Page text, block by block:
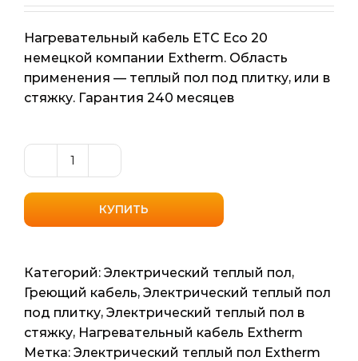
Нагревательный кабель ETC Eco 20
немецкой компании Extherm. Область
применения — теплый пол под плитку, или в
стяжку. Гарантия 240 месяцев
Количество
товара
Нагревательный
кабель
ETC
Eco
20
(Германия)
в
КУПИТЬ
Категорий: Электрический теплый пол,
Греющий кабель, Электрический теплый пол
под плитку, Электрический теплый пол в
стяжку, Нагревательный кабель Extherm
Метка: Электрический теплый пол Extherm